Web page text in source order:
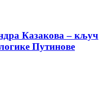
Казакова – кључ
Путинове